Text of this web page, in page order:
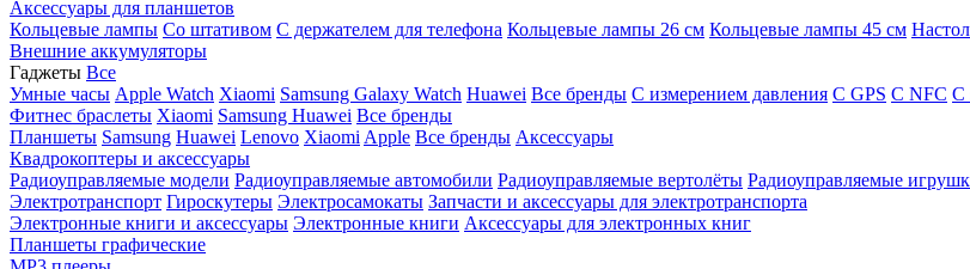
Аксессуары для планшетов
Кольцевые лампы Со штативом C держателем для телефона Кольцевые лампы 26 см Кольцевые лампы 45 см
Внешние аккумуляторы
Гаджеты Все
Умные часы Apple Watch Xiaomi Samsung Galaxy Watch Huawei Все бренды C измерением давления C GPS C NFC C
Фитнес браслеты Xiaomi Samsung Huawei Все бренды
Планшеты Samsung Huawei Lenovo Xiaomi Apple Все бренды Аксессуары
Квадрокоптеры и аксессуары
Радиоуправляемые модели Радиоуправляемые автомобили Радиоуправляемые вертолёты Радиоуправляемые
Электротранспорт Гироскутеры Электросамокаты Запчасти и аксессуары для электротранспорта
Электронные книги и аксессуары Электронные книги Аксессуары для электронных книг
Планшеты графические